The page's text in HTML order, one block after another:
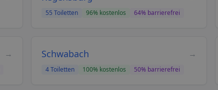
55 Toiletten 96% kostenlos 64% barrierefrei
→ Schwabach →
4Toiletten 100% kostenlos 50% barrierefrei